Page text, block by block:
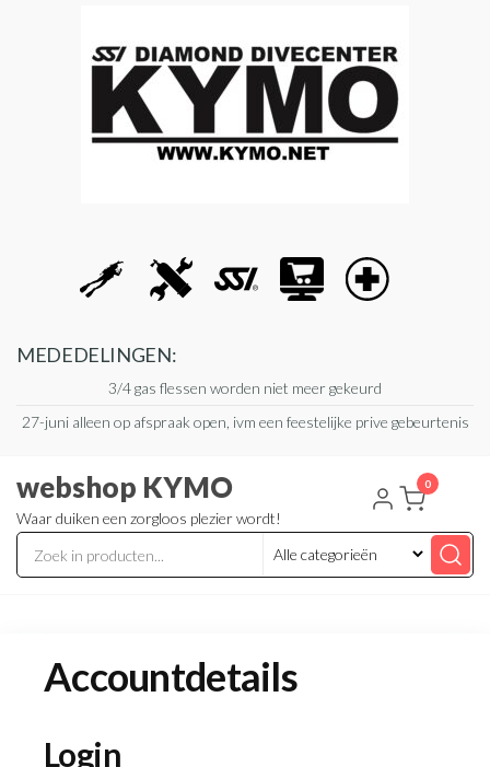
MEDEDELINGEN:
3/4 gas flessen worden niet meer gekeurd
27-juni alleen op afspraak open, ivm een feestelijke prive gebeurtenis
webshop KYMO
Waar duiken een zorgloos plezier wordt!
0
Accountdetails
Login